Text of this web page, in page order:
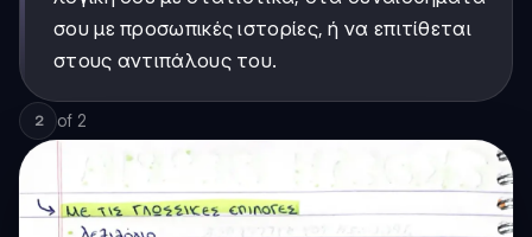
σου με προσωπικές ιστορίες, ή να επιτίθεται
στους αντιπάλους του.
2 of 2